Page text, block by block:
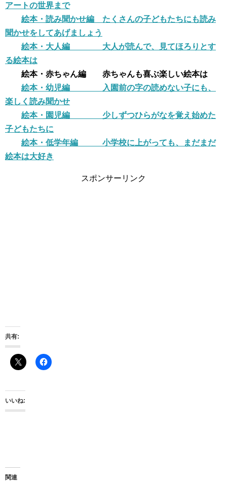
アートの世界まで
絵本・読み聞かせ編 たくさんの子どもたちにも読み
聞かせをしてあげましょう
絵本・大人編 大人が読んで、見てほろりとす
る絵本は
絵本・赤ちゃん編 赤ちゃんも喜ぶ楽しい絵本は
絵本・幼児編 入園前の字の読めない子にも、
楽しく読み聞かせ
絵本・園児編 少しずつひらがなを覚え始めた
子どもたちに
絵本・低学年編 小学校に上がっても、まだまだ
絵本は大好き
スポンサーリンク
共有:
いいね:
関連